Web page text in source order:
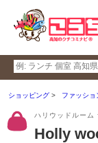
ショッピング ファッショ
ハリウッドルーム
Holly